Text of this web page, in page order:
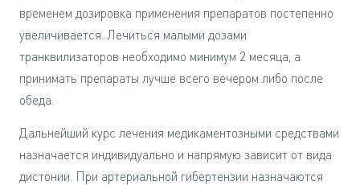
временем дозировка применения препаратов постепенно
увеличивается. Лечиться малыми дозами
транквилизаторов необходимо минимум 2 месяца, а
принимать препараты лучше всего вечером либо после
обеда.
Дальнейший курс лечения медикаментозными средствами
назначается индивидуально и напрямую зависит от вида
дистонии. При артериальной гибертензии назначаются